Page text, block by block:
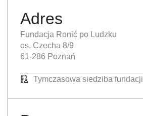
Adres
Fundacja Ronić po Ludzku
os. Czecha 8/9
61-286 Poznań
Tymczasowa siedziba fundacji